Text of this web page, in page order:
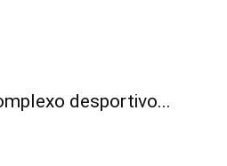
desportivo...